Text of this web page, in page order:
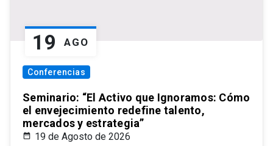
19 AGO
Conferencias
Seminario: “El Activo que Ignoramos: Cómo
el envejecimiento redefine talento,
mercados y estrategia”
19 de Agosto de 2026